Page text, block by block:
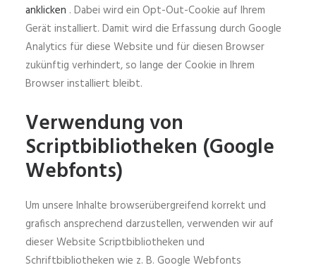
anklicken . Dabei wird ein Opt-Out-Cookie auf Ihrem
Gerät installiert. Damit wird die Erfassung durch Google
Analytics für diese Website und für diesen Browser
zukünftig verhindert, so lange der Cookie in Ihrem
Browser installiert bleibt.
Verwendung von
Scriptbibliotheken (Google
Webfonts)
Um unsere Inhalte browserübergreifend korrekt und
grafisch ansprechend darzustellen, verwenden wir auf
dieser Website Scriptbibliotheken und
Schriftbibliotheken wie z. B. Google Webfonts